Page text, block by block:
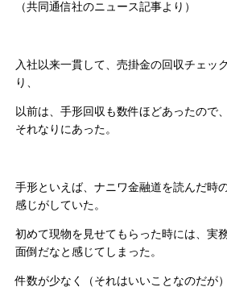
（共同通信社のニュース記事より）
入社以来一貫して、売掛金の回収チェッ
り、
以前は、手形回収も数件ほどあったので
それなりにあった。
手形といえば、ナニワ金融道を読んだ時
感じがしていた。
初めて現物を見せてもらった時には、実
面倒だなと感じてしまった。
件数が少なく（それはいいことなのだが